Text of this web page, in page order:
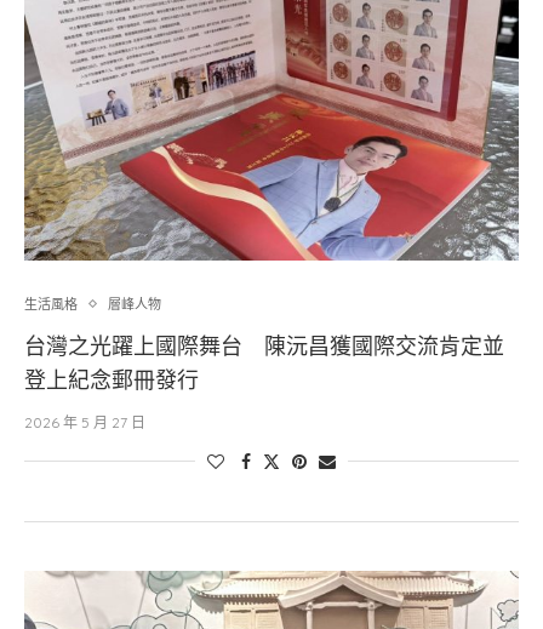
生活風格 層峰⼈物
台灣之光躍上國際舞台 陳沅昌獲國際交流肯定並
登上紀念郵冊發行
2026 年 5 月 27 日